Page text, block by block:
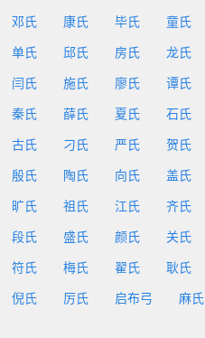
邓氏 康氏 毕氏 童氏
单氏 邱氏 房氏 龙氏
闫氏 施氏 廖氏 谭氏
秦氏 薛氏 夏氏 石氏
古氏 刁氏 严氏 贺氏
殷氏 陶氏 向氏 盖氏
旷氏 祖氏 江氏 齐氏
段氏 盛氏 颜氏 关氏
符氏 梅氏 翟氏 耿氏
倪氏 厉氏 启布弓 麻氏